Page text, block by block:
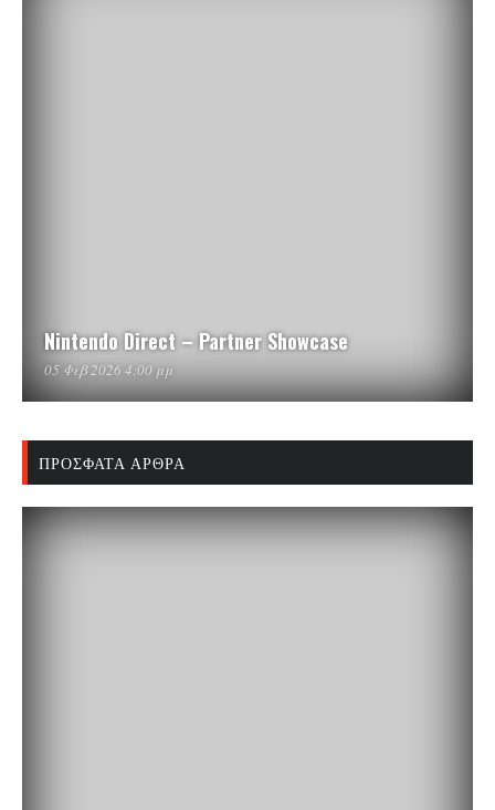
Nintendo Direct – Partner Showcase
05 Φεβ 2026 4:00 μμ
ΠΡΌΣΦΑΤΑ ΆΡΘΡΑ